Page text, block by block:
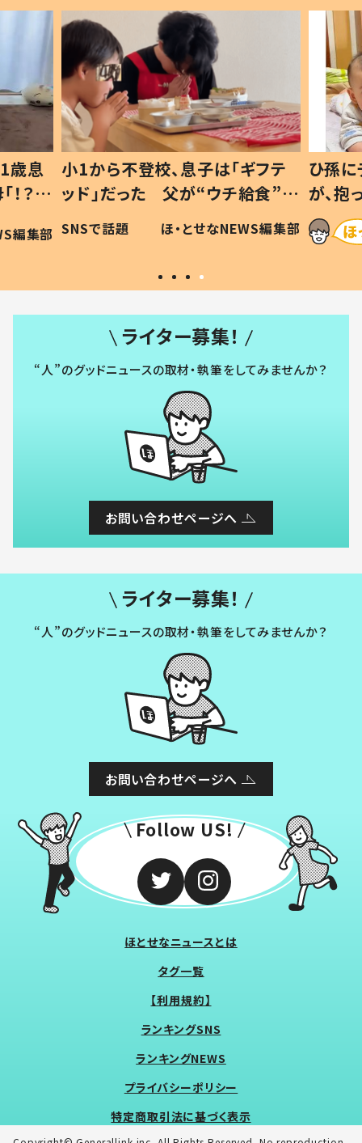
歳息
？」
編集部
小1から不登校、息子は「ギフテ
ッド」だった 父が“ウチ給食”を
作り続ける理由とは #令和の親
#令和の子
SNSで話題 ほ・とせなNEWS編集部
ひ孫
が、
「涙が
い」
ライター募集！
“人”のグッドニュースの取材・執筆をしてみませんか？
お問い合わせページへ
ライター募集！
“人”のグッドニュースの取材・執筆をしてみませんか？
お問い合わせページへ
Follow US!
ほとせなニュースとは
タグ一覧
【利用規約】
ランキングSNS
ランキングNEWS
プライバシーポリシー
特定商取引法に基づく表示